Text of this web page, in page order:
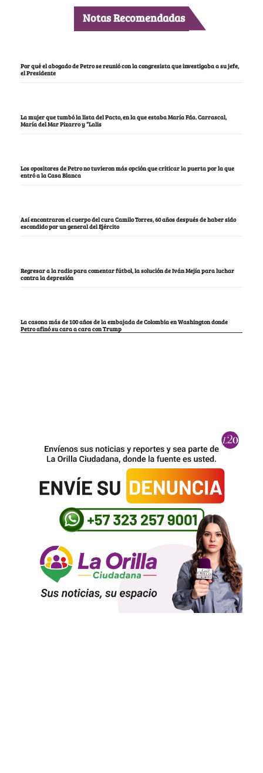
Notas Recomendadas
Por qué el abogado de Petro se reunió con la congresista que investigaba a su jefe,
el Presidente
La mujer que tumbó la lista del Pacto, en la que estaba María Fda. Carrascal,
María del Mar Pizarro y “Lalis
Los opositores de Petro no tuvieron más opción que criticar la puerta por la que
entró a la Casa Blanca
Así encontraron el cuerpo del cura Camilo Torres, 60 años después de haber sido
escondido por un general del Ejército
Regresar a la radio para comentar fútbol, la solución de Iván Mejía para luchar
contra la depresión
La casona más de 100 años de la embajada de Colombia en Washington donde
Petro afinó su cara a cara con Trump